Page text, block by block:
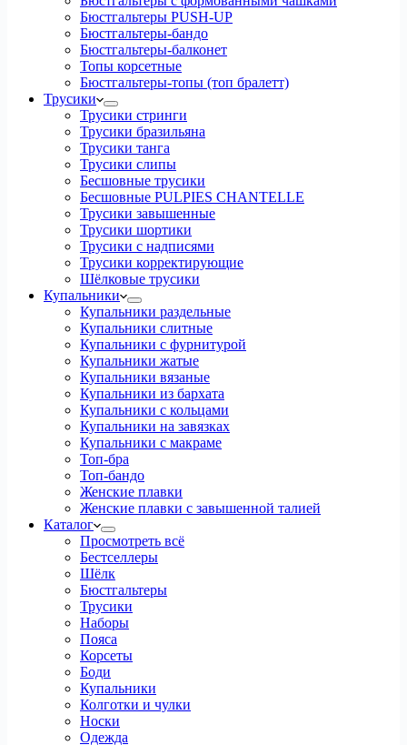
Бюстгальтеры PUSH-UP
Бюстгальтеры-бандо
Бюстгальтеры-балконет
Топы корсетные
Бюстгальтеры-топы (топ бралетт)
Трусики
Трусики стринги
Трусики бразильяна
Трусики танга
Трусики слипы
Бесшовные трусики
Бесшовные PULPIES CHANTELLE
Трусики завышенные
Трусики шортики
Трусики с надписями
Трусики корректирующие
Шёлковые трусики
Купальники
Купальники раздельные
Купальники слитные
Купальники с фурнитурой
Купальники жатые
Купальники вязаные
Купальники из бархата
Купальники с кольцами
Купальники на завязках
Купальники с макраме
Топ-бра
Топ-бандо
Женские плавки
Женские плавки с завышенной талией
Каталог
Просмотреть всё
Бестселлеры
Шёлк
Бюстгальтеры
Трусики
Наборы
Пояса
Корсеты
Боди
Купальники
Колготки и чулки
Носки
Одежда